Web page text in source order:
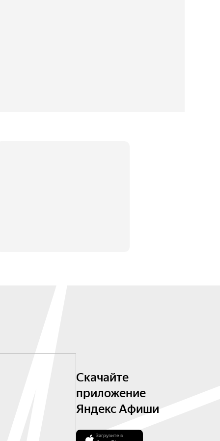
Скачайте
приложение
Яндекс Афиши
Загрузите в